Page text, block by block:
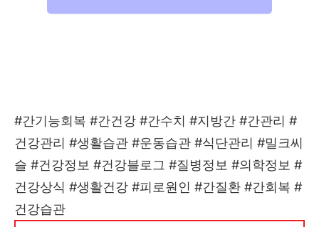
#간기능회복 #간건강 #간수치 #지방간 #간관리 #
건강관리 #생활습관 #운동습관 #식단관리 #밀크씨
슬 #건강정보 #건강블로그 #질병정보 #의학정보 #
건강상식 #생활건강 #피로원인 #간질환 #간회복 #
건강습관